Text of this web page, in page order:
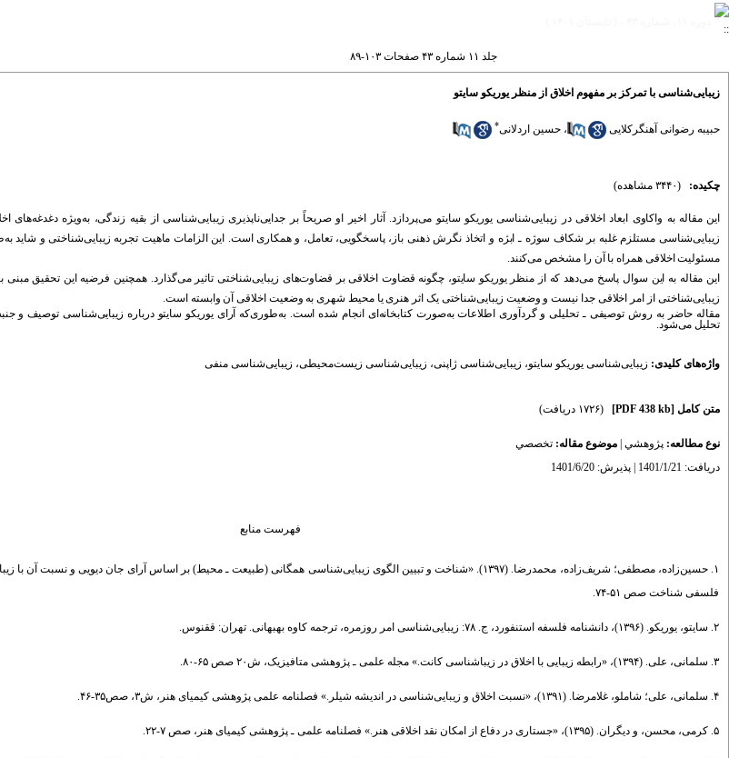
جلد ۱۱ شماره ۴۳ صفحات ۱۰۳-۸۹
زیبایی‌شناسی با تمرکز بر مفهوم اخلاق از منظر یوریکو سایتو
حبیبه رضوانی آهنگرکلایی ، حسین اردلانی*
چکیده: (۳۴۴۰ مشاهده)
این مقاله به واکاوی ابعاداخلاقی در زیباییشناسی یوریکو سایتو میپرد ازد. آثار اخیر او صریحاً بر جداییناپذیری زیباییشناسی از بقیه زندگی، بهویژه دغدغههای
زیباییشناسی مستلزم غلبه بر شکاف سوژه ـ ابژه و اتخاذ نگرش ذهنی باز، پاسخگویی، تعامل، و همکاری است. این الزامات ماهیت تجربه زیباییشناختی و شایدبه
مسئولیت اخلاقی همراه با آن را مشخص میکنند.
این مقاله به این سوال پاسخ میدهدکه از منظر یوریکو سایتو، چگونه قضاوت اخلاقی بر قضاوتهای زیباییشناختی تاثیر میگذارد. همچنین فرضیه این تحقیق مبنی
زیباییشناختی از امر اخلاقی جد ا نیست و وضعیت زیباییشناختی یک اثر هنری یا محیط شهری به وضعیت اخلاقی آن وابسته است.
مقاله حاضر به روش توصیفی ـ تحلیلی و گرد آوری اطلاعات بهصورت کتابخانه ای انجام شده است. بهطوریکه آرای یوریکو سایتو درباره زیباییشناسی توصیف و
تحلیل میشود.
واژه‌های کلیدی: زیبایی‌شناسی یوریکو سایتو، زیبایی‌شناسی ژاپنی، زیبایی‌شناسی زیست‌محیطی، زیبایی‌شناسی منفی
متن کامل [PDF 438 kb] (۱۷۲۶ دریافت)
نوع مطالعه: پژوهشي موضوع مقاله: تخصصي
دریافت: 1401/1/21 | پذیرش: 1401/6/20
فهرست منابع
۱. حسین‌زاد‌ه، مصطفی؛ شریف‌زاد‌ه، محمد‌رضا. (۱۳۹۷). «شناخت و تبیین الگوی زیبایی‌شناسی همگانی (طبیعت ـ محیط) بر اساس آرای جان د‌یویی
فلسفی شناخت صص ۵۱-۷۴.
۲. سایتو، یوریکو. (۱۳۹۶)، د‌انشنامه فلسفه استنفورد،‌ ج. ۷۸: زیبایی‌شناسی امر روزمره، ترجمه کاوه بهبهانی. تهران: ققنوس.
۳. سلمانی، علی. (۱۳۹۴)، «رابطه زیبایی با اخلاق د‌ر زیباشناسی کانت.» مجله علمی ـ پژوهشی متافیزیک، ش۲۰ صص ۶۵-۸۰.
۴. سلمانی، علی؛ شاملو، غلامرضا. (۱۳۹۱)، «نسبت اخلاق و زیبایی‌شناسی د‌ر اند‌یشه شیلر.» فصلنامه علمی پژوهشی کیمیای هنر، ش۳، صص۳۵-۴۶.
۵. کرمی، محسن، و د‌یگران. (۱۳۹۵)، «جستاری د‌ر د‌فاع از امکان نقد‌ اخلاقی هنر.» فصلنامه علمی ـ پژوهشی کیمیای هنر، صص ۷-۲۲.